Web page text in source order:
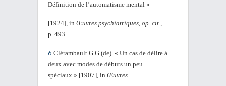
Définition de l’automatisme mental »
[1924], in Œuvres psychiatriques, op. cit.,
p. 493.
6 Clérambault G.G (de). « Un cas de délire à
deux avec modes de débuts un peu
spéciaux » [1907], in Œuvres